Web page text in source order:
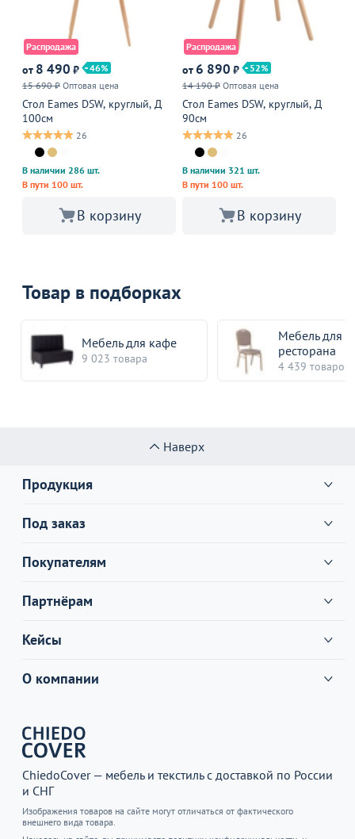
Распродажа
от 8 490 ₽
46
15 690 ₽ Оптовая цена
Стол Eames DSW, круглый, Д
100см
26
В наличии 286 шт.
В пути 100 шт.
В корзину
Распродажа
от 6 890 ₽
52
14 190 ₽ Оптовая цена
Стол Eames DSW, круглый, Д
90см
26
В наличии 321 шт.
В пути 100 шт.
В корзину
Товар в подборках
Мебель для кафе
9 023 товара
Мебель для
ресторана
4 439 товаров
Наверх
Продукция
Под заказ
Покупателям
Партнёрам
Кейсы
О компании
ChiedoCover — мебель и текстиль с доставкой по России
и СНГ
Изображения товаров на сайте могут отличаться от фактического
внешнего вида товара.